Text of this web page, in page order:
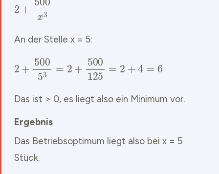
An der Stelle x = 5:
2+ =2+
Das ist > 0, es liegt also ein Minimum vor.
Ergebnis
Das Betriebsoptimum liegt also bei x = 5
Stück.